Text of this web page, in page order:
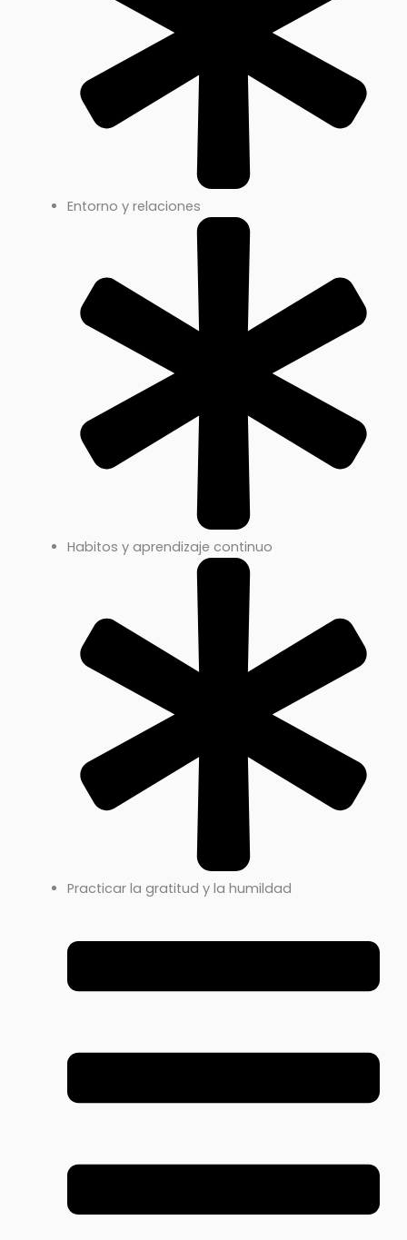
Entorno y relaciones
Habitos y aprendizaje continuo
Practicar la gratitud y la humildad